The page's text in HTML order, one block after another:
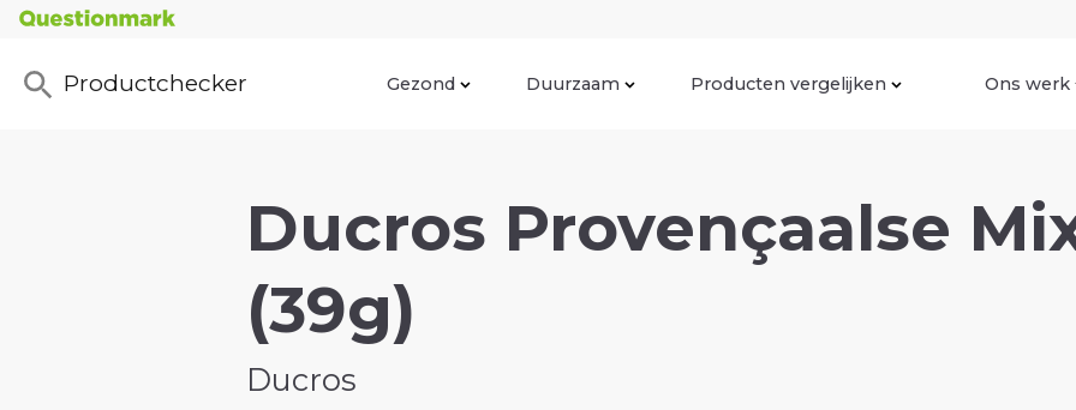
Productchecker Gezond Duurzaam Producten vergelijken Ons werk
Ducros Provençaalse
(39g)
Ducros